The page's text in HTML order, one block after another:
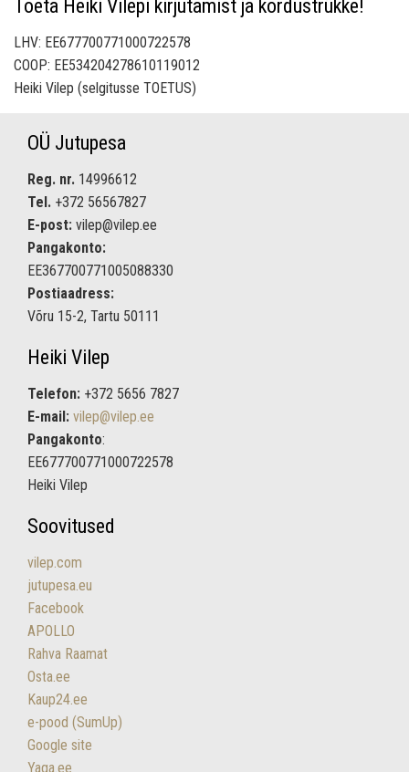
Toeta Heiki Vilepi kirjutamist ja kordustrükke!
LHV: EE677700771000722578
COOP: EE534204278610119012
Heiki Vilep (selgitusse TOETUS)
OÜ Jutupesa
Reg. nr. 14996612
Tel. +372 56567827
E-post: vilep@vilep.ee
Pangakonto:
EE367700771005088330
Postiaadress:
Võru 15-2, Tartu 50111
Heiki Vilep
Telefon: +372 5656 7827
E-mail: vilep@vilep.ee
Pangakonto:
EE677700771000722578
Heiki Vilep
Soovitused
vilep.com
jutupesa.eu
Facebook
APOLLO
Rahva Raamat
Osta.ee
Kaup24.ee
e-pood (SumUp)
Google site
Yaga.ee